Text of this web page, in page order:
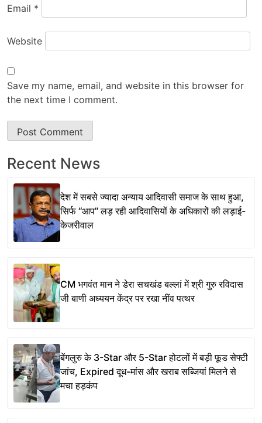
Email *
Website
Save my name, email, and website in this browser for
the next time I comment.
Recent News
देश में सबसे ज्यादा अन्याय आदिवासी समाज के साथ हुआ,
सिर्फ ‘‘आप’’ लड़ रही आदिवासियों के अधिकारों की लड़ाई-
केजरीवाल
CM भगवंत मान ने डेरा सचखंड बल्लां में श्री गुरु रविदास
जी बाणी अध्ययन केंद्र पर रखा नींव पत्थर
बेंगलुरु के 3-Star और 5-Star होटलों में बड़ी फूड सेफ्टी
जांच, Expired दूध-मांस और खराब सब्जियां मिलने से
मचा हड़कंप